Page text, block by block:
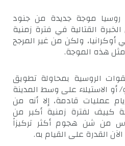
موجة جديدة من جنود
القتالية في فترة زمنية
ولكن من غير المرجح
هذه الموجة.
الروسية بمحاولة تطويق
الاستيلاء على وسط المدينة
عمليات قادمة، إلا أنه من
كييف لفترة زمنية أكبر من
من شن هجوم أكثر تركيزاً
القدرة على القيام به.